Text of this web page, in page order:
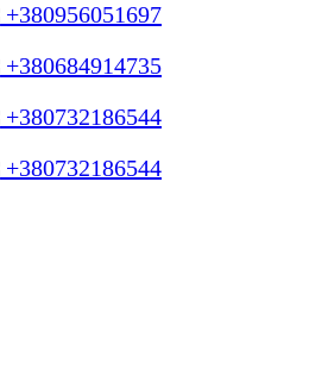
+380956051697
+380684914735
+380732186544
+380732186544